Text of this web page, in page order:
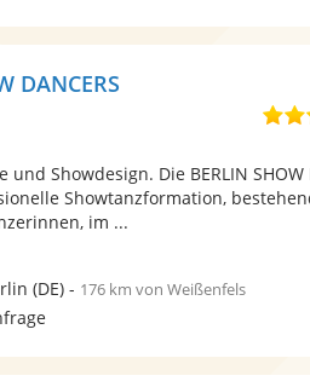
DANCERS
Showdesign. Die BERLIN SHOW
Showtanzformation,
im ...
(DE)- 176 km von Weißenfels